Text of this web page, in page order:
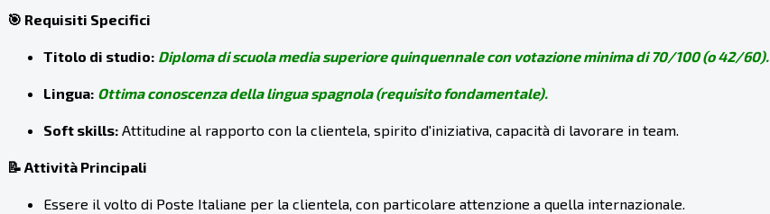
🎯 Requisiti Specifici
Titolo di studio: Diploma di scuola media superiore quinquennale con votazione minima di 70/100 (o 42/60).
Lingua: Ottima conoscenza della lingua spagnola (requisito fondamentale).
Soft skills: Attitudine al rapporto con la clientela, spirito d'iniziativa, capacità di lavorare in team.
📝 Attività Principali
Essere il volto di Poste Italiane per la clientela, con particolare attenzione a quella internazionale.